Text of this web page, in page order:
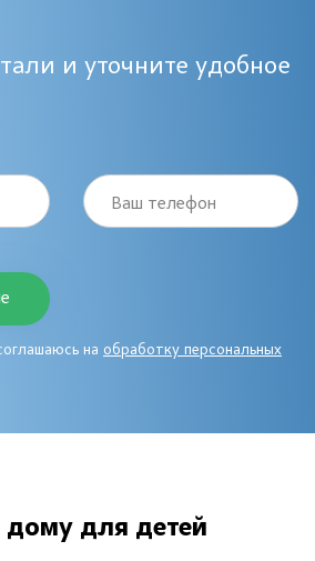
и уточните удобное
Ваш телефон
на обработку персональных
для детей